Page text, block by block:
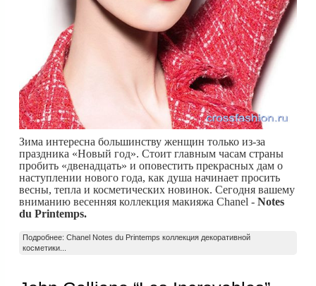
Зима интересна большинству женщин только из-за
праздника «Новый год». Стоит главным часам страны
пробить «двенадцать» и оповестить прекрасных дам о
наступлении нового года, как душа начинает просить
весны, тепла и косметических новинок. Сегодня вашему
вниманию весенняя коллекция макияжа Chanel - Notes
du Printemps.
Подробнее: Chanel Notes du Printemps коллекция декоративной
косметики...